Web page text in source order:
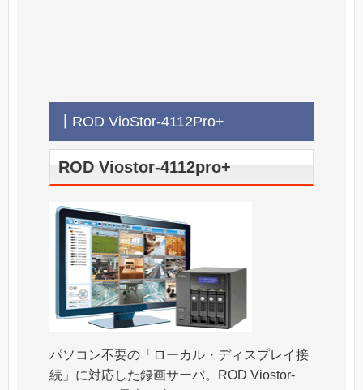
┃ROD VioStor-4112Pro+
ROD Viostor-4112pro+
パソコン不要の「ローカル・ディスプレイ接
続」に対応した録画サーバ。ROD Viostor-